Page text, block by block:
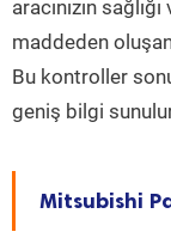
aracınızın
maddeden
Bu kontroller
geniş bilgi
Mitsubishi